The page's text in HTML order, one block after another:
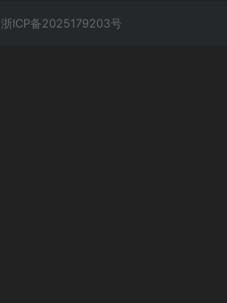
浙ICP备2025179203号